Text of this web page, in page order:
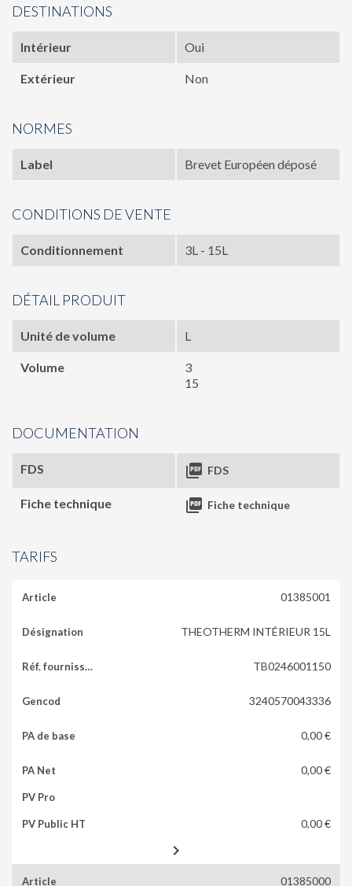
DESTINATIONS
Intérieur Oui
Extérieur Non
NORMES
Label Brevet Européen déposé
CONDITIONS DE VENTE
Conditionnement 3L - 15L
DÉTAIL PRODUIT
Unité de volume L
Volume
3
15
DOCUMENTATION
FDS  FDS
Fiche technique  Fiche technique
TARIFS
01385001
THEOTHERM INTÉRIEUR 15L
TB0246001150
3240570043336
0,00 €
0,00 €
0,00 €

01385000